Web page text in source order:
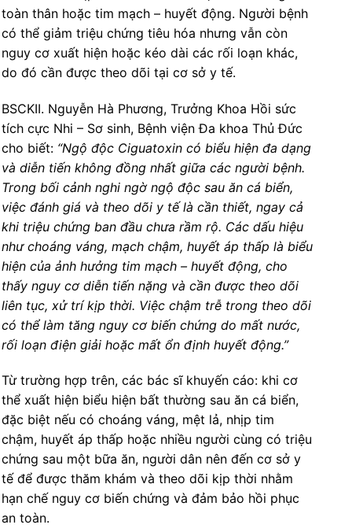
toàn thân hoặc tim mạch – huyết động. Người bệnh
có thể giảm triệu chứng tiêu hóa nhưng vẫn còn
nguy cơ xuất hiện hoặc kéo dài các rối loạn khác,
do đó cần được theo dõi tại cơ sở y tế.
BSCKII. Nguyễn Hà Phương, Trưởng Khoa Hồi sức
tích cực Nhi – Sơ sinh, Bệnh viện Đa khoa Thủ Đức
cho biết: “Ngộ độc Ciguatoxin có biểu hiện đa dạng
và diễn tiến không đồng nhất giữa các người bệnh.
Trong bối cảnh nghi ngờ ngộ độc sau ăn cá biển,
việc đánh giá và theo dõi y tế là cần thiết, ngay cả
khi triệu chứng ban đầu chưa rầm rộ. Các dấu hiệu
như choáng váng, mạch chậm, huyết áp thấp là biểu
hiện của ảnh hưởng tim mạch – huyết động, cho
thấy nguy cơ diễn tiến nặng và cần được theo dõi
liên tục, xử trí kịp thời. Việc chậm trễ trong theo dõi
có thể làm tăng nguy cơ biến chứng do mất nước,
rối loạn điện giải hoặc mất ổn định huyết động.”
Từ trường hợp trên, các bác sĩ khuyến cáo: khi cơ
thể xuất hiện biểu hiện bất thường sau ăn cá biển,
đặc biệt nếu có choáng váng, mệt lả, nhịp tim
chậm, huyết áp thấp hoặc nhiều người cùng có triệu
chứng sau một bữa ăn, người dân nên đến cơ sở y
tế để được thăm khám và theo dõi kịp thời nhằm
hạn chế nguy cơ biến chứng và đảm bảo hồi phục
an toàn.